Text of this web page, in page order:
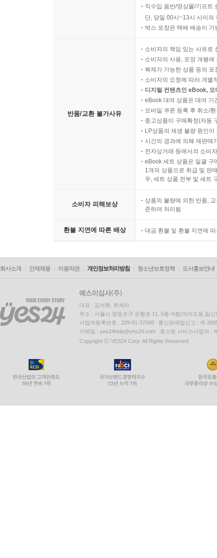
직수입 음반/영상물/기프트
단, 당일 00시~13시 사이의
박스 포장은 택배 배송이
반품/교환 불가사유
소비자의 책임 있는 사유로
소비자의 사용, 포장 개봉
복제가 가능한 상품 등의
소비자의 요청에 따라 개별
디지털 컨텐츠인 eBook,
eBook 대여 상품은 대여 기
모바일 쿠폰 등록 후 취소/
중고상품이 구매확정(자동
LP상품의 재생 불량 원인
시간의 경과에 의해 재판매
전자상거래 등에서의 소비
eBook 세트 상품은 일괄 구
1개의 상품으로 취급 및 판
우, 세트 상품 전부 및 세트
소비자 피해보상
상품의 불량에 의한 반품,
준하여 처리됨
환불 지연에 따른 배상 대금 환불 및 환불 지연에
회사소개 인재채용 이용약관 개인정보처리방침 청소년보호정책 도서홍보안내
대표 : 김석환, 최세라
주소 : 서울시 영등포구 은행로 11, 5층~6층(여의도동,일신
사업자등록번호 : 229-81-37000 통신판매업신고 : 제
이메일 : yes24help@yes24.com 호스팅 서비스사업자 :
Copyright ⓒ YES24 Corp. All Rights Reserved.